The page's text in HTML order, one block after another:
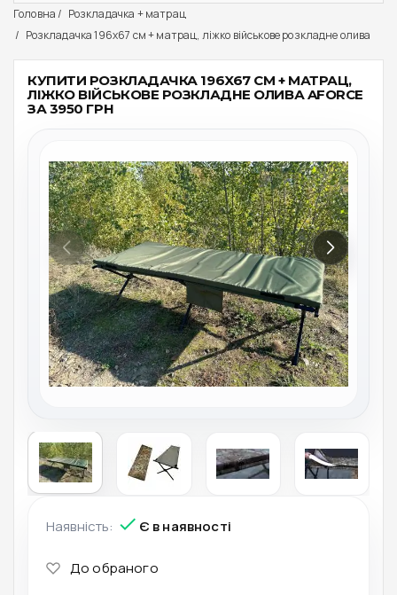
Головна
Розкладачка + матрац
Розкладачка 196x67 см + матрац, ліжко військове розкладне олива
КУПИТИ РОЗКЛАДАЧКА 196X67 СМ + МАТРАЦ,
ЛІЖКО ВІЙСЬКОВЕ РОЗКЛАДНЕ ОЛИВА AFORCE
ЗА 3950 ГРН
Наявність: Є в наявності